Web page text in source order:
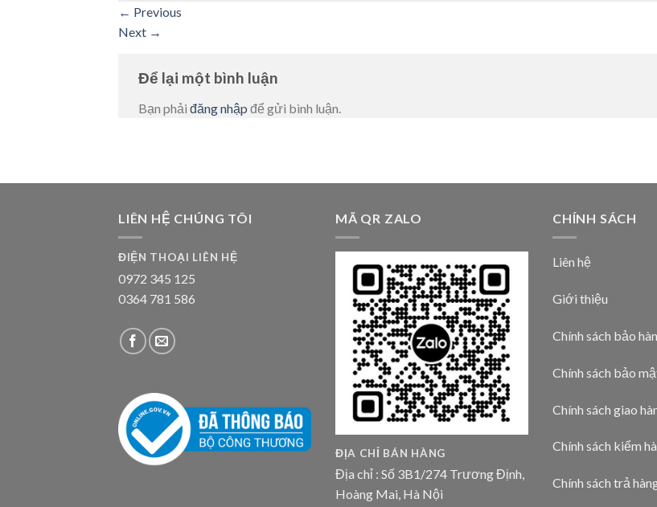
← Previous
Next →
Để lại một bình luận
Bạn phải đăng nhập để gửi bình luận.
LIÊN HỆ CHÚNG TÔI
ĐIỆN THOẠI LIÊN HỆ
0972 345 125
0364 781 586
MÃ QR ZALO
ĐỊA CHỈ BÁN HÀNG
Địa chỉ : Số 3B1/274 Trương Định,
Hoàng Mai, Hà Nội
CHÍNH SÁCH
Liên hệ
Giới thiệu
Chính sách bảo
Chính sách bảo
Chính sách giao
Chính sách kiểm
Chính sách trả